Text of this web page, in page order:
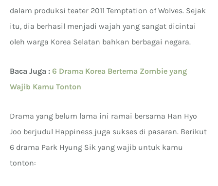
dalam produksi teater 2011 Temptation of Wolves. Sejak
itu, dia berhasil menjadi wajah yang sangat dicintai
oleh warga Korea Selatan bahkan berbagai negara.
Baca Juga : 6 Drama Korea Bertema Zombie yang
Wajib Kamu Tonton
Drama yang belum lama ini ramai bersama Han Hyo
Joo berjudul Happiness juga sukses di pasaran. Berikut
6 drama Park Hyung Sik yang wajib untuk kamu
tonton: